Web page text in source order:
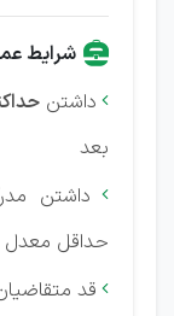
شرایط
 داشتن حداکثر
بعد

داشتن
حداقل معدل ۱۳
 قد